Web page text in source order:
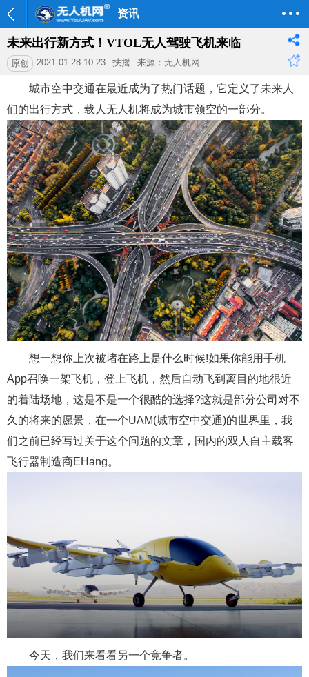
资讯
未来出行新方式！VTOL无人驾驶飞机来临
原创 2021-01-28 10:23 扶摇 来源：无人机网
城市空中交通在最近成为了热门话题，它定义了未来人
们的出行方式，载人无人机将成为城市领空的一部分。
想一想你上次被堵在路上是什么时候!如果你能用手机
App召唤一架飞机，登上飞机，然后自动飞到离目的地很近
的着陆场地，这是不是一个很酷的选择?这就是部分公司对不
久的将来的愿景，在一个UAM(城市空中交通)的世界里，我
们之前已经写过关于这个问题的文章，国内的双人自主载客
飞行器制造商EHang。
今天，我们来看看另一个竞争者。